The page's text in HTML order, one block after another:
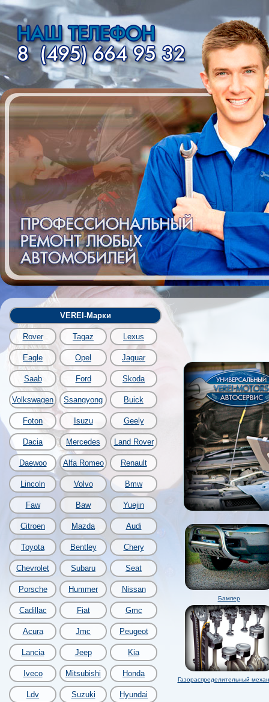
VEREI-Марки
Rover Tagaz Lexus
Eagle Opel Jaguar
Saab Ford Skoda
Volkswagen Ssangyong Buick
Foton Isuzu Geely
Dacia Mercedes Land Rover
Daewoo Alfa Romeo Renault
Lincoln Volvo Bmw
Faw Baw Yuejin
Citroen Mazda Audi
Toyota Bentley Chery
Chevrolet Subaru Seat
Porsche Hummer Nissan
Cadillac Fiat Gmc
Acura Jmc Peugeot
Lancia Jeep Kia
Iveco Mitsubishi Honda
Ldv Suzuki Hyundai
Бампер
Газораспределительный